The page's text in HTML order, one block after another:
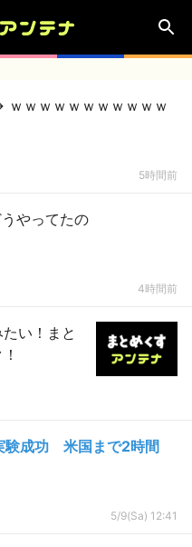
ｗｗｗｗｗｗｗｗｗｗｗ
5時間前
やってたの
4時間前
い！まと
験成功 米国まで2時間
5/9(Sa) 12:41